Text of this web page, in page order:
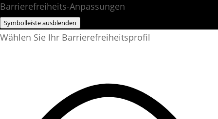
Barrierefreiheits-Anpassungen
Symbolleiste ausblenden
Wählen Sie Ihr Barrierefreiheitsprofil